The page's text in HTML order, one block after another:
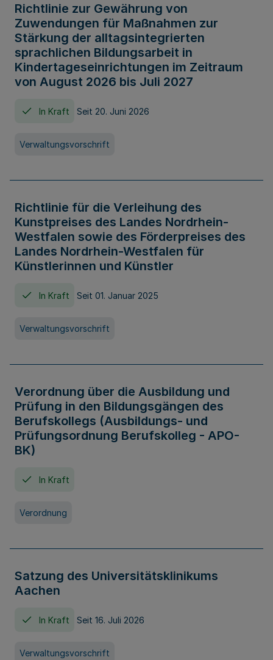
Richtlinie zur Gewährung von
Zuwendungen für Maßnahmen zur
Stärkung der alltagsintegrierten
sprachlichen Bildungsarbeit in
Kindertageseinrichtungen im Zeitraum
von August 2026 bis Juli 2027
In Kraft Seit 20. Juni 2026
Verwaltungsvorschrift
Richtlinie für die Verleihung des
Kunstpreises des Landes Nordrhein-
Westfalen sowie des Förderpreises des
Landes Nordrhein-Westfalen für
Künstlerinnen und Künstler
In Kraft Seit 01. Januar 2025
Verwaltungsvorschrift
Verordnung über die Ausbildung und
Prüfung in den Bildungsgängen des
Berufskollegs (Ausbildungs- und
Prüfungsordnung Berufskolleg - APO-
BK)
In Kraft
Verordnung
Satzung des Universitätsklinikums
Aachen
In Kraft Seit 16. Juli 2026
Verwaltungsvorschrift